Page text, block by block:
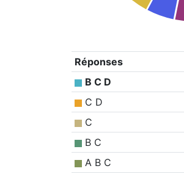
Réponses
B C D
C D
C
B C
A B C